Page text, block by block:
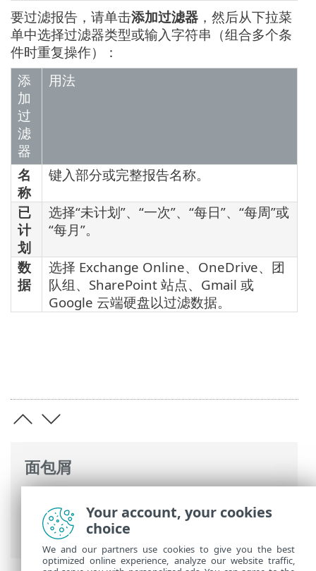
面包屑
Security >导航 ESET Cloud Office Security
> 报告
要过滤报告，请单击添加过滤器 ，然后从下拉菜
单中选择过滤器类型或输入字符串（组合多个条
件时重复操作）：
添
加
过
滤
器
用法
名
称
键入部分或完整报告名称。
已
计
划
选择“未计划”、“一次”、“每日”、“每周”或
“每月”。
数
据
选择 Exchange Online、OneDrive、团
队组、SharePoint 站点、Gmail 或
Google 云端硬盘以过滤数据。
Your account, your cookies
choice
We and our partners use cookies to give you the best
optimized online experience, analyze our website traffic,